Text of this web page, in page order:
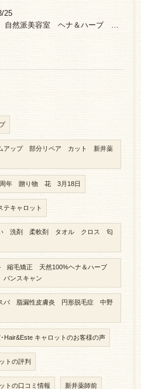
25
40歳から 自然派美容室 ヘナ＆ハーブ 中野区 新井薬師前駅
アップ 部分リペア カット 新井薬
年 贈り物 花 3月18日
キャロット
洗剤 柔軟剤 タオル クロス 匂
縮毛矯正 天然100%ヘナ＆ハーブ
ンスキャン
脂漏性皮膚炎 円形脱毛症 中野
Hair&Este キャロットのお客様の声
トの評判
トの口コミ情報 新井薬師前